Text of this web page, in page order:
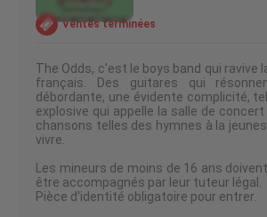
Ventes terminées
The Odds, c'est le boys band qui ravive
français. Des guitares qui
débordante, une évidente complicité,
explosive qui appelle la salle de
chansons telles des hymnes à la
vivre.
Les mineurs de moins de 16 ans
être accompagnés par leur tuteur légal.
Pièce d'identité obligatoire pour entrer.